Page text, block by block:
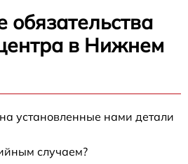
обязательства
в Нижнем
установленные нами детали
случаем?